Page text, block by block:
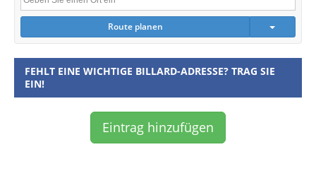
Route planen
FEHLT EINE WICHTIGE BILLARD-ADRESSE? TRAG SIE
EIN!
Eintrag hinzufügen